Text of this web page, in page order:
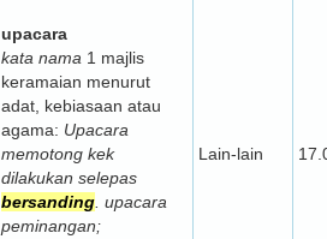
upacara
kata nama 1 majlis
keramaian menurut
adat, kebiasaan atau
agama: Upacara
memotong kek
dilakukan selepas
bersanding . upacara
peminangan;
Lain-lain